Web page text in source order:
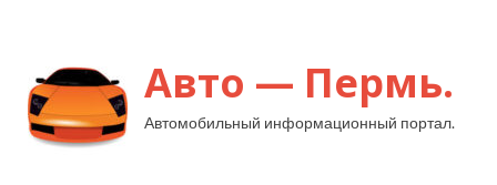
Авто — Пермь.
Автомобильный информационный портал.